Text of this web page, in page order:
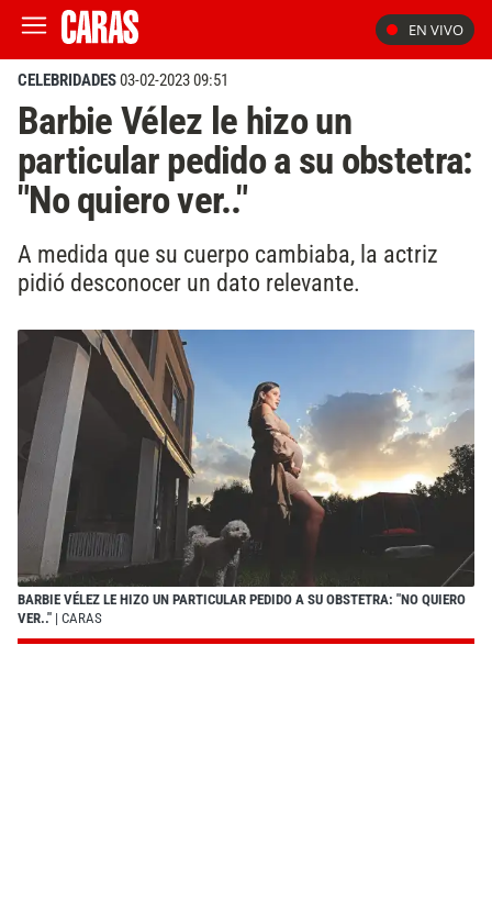
EN VIVO
CELEBRIDADES03-02-2023 09:51
Barbie Vélez le hizo un
particular pedido a su obstetra:
"No quiero ver.."
A medida que su cuerpo cambiaba, la actriz
pidió desconocer un dato relevante.
BARBIE VÉLEZ LE HIZO UN PARTICULAR PEDIDO A SU OBSTETRA: "NO QUIERO
VER.." | CARAS